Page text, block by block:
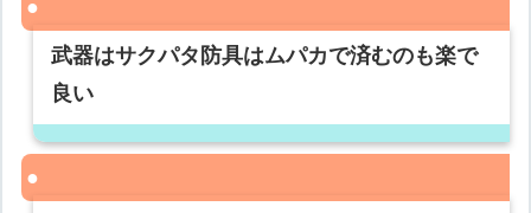
武器はサクパタ防具はムパカで済むのも楽で
良い